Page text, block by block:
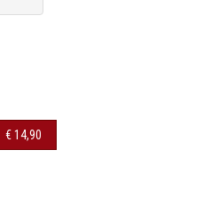
€ 14,90